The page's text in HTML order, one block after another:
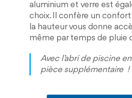
aluminium et verre est
choix. Il confère un
la hauteur vous donne
même par temps de pluie
Avec l’abri de piscine
pièce supplémentaire !